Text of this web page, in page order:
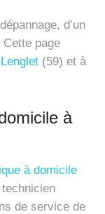
d’un
page
(59) et à
à
à domicile
de service de